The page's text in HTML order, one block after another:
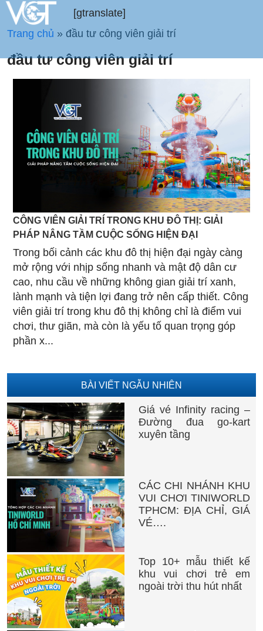
[gtranslate]
Trang chủ » đầu tư công viên giải trí
đầu tư công viên giải trí
CÔNG VIÊN GIẢI TRÍ TRONG KHU ĐÔ THỊ: GIẢI
PHÁP NÂNG TẦM CUỘC SỐNG HIỆN ĐẠI
Trong bối cảnh các khu đô thị hiện đại ngày càng
mở rộng với nhịp sống nhanh và mật độ dân cư
cao, nhu cầu về những không gian giải trí xanh,
lành mạnh và tiện lợi đang trở nên cấp thiết. Công
viên giải trí trong khu đô thị không chỉ là điểm vui
chơi, thư giãn, mà còn là yếu tố quan trọng góp
phần x...
BÀI VIẾT NGẪU NHIÊN
Giá vé Infinity racing –
Đường đua go-kart
xuyên tầng
CÁC CHI NHÁNH KHU
VUI CHƠI TINIWORLD
TPHCM: ĐỊA CHỈ, GIÁ
VÉ….
Top 10+ mẫu thiết kế
khu vui chơi trẻ em
ngoài trời thu hút nhất